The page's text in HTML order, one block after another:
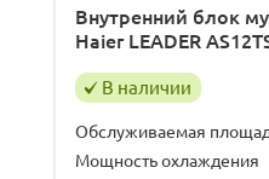
Внутренний блок
Haier LEADER
В наличии
Обслуживаемая
Мощность охлаждения